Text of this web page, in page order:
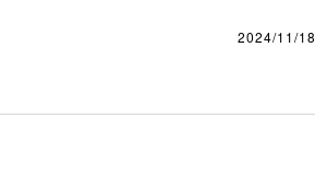
2024/11/18